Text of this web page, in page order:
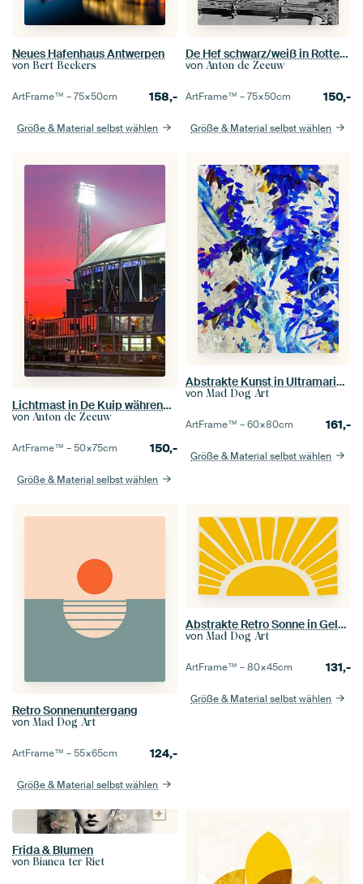
Neues Hafenhaus Antwerpen
von Bert Beckers
ArtFrame™ –75×50cm 158,-
Größe & Material selbst wählen
De Hef schwarz/weiß in Rotterdam
von Anton de Zeeuw
ArtFrame™ –75×50cm 150,-
Größe & Material selbst wählen
Lichtmast in De Kuip während des abendlichen Berufsverkehrs
von Anton de Zeeuw
ArtFrame™ –50×75cm 150,-
Größe & Material selbst wählen
Abstrakte Kunst in Ultramarin und Beige
von Mad Dog Art
ArtFrame™ –60×80cm 161,-
Größe & Material selbst wählen
Retro Sonnenuntergang
von Mad Dog Art
ArtFrame™ –55×65cm 124,-
Größe & Material selbst wählen
Abstrakte Retro Sonne in Gelb und Beige
von Mad Dog Art
ArtFrame™ –80×45cm 131,-
Größe & Material selbst wählen
Frida & Blumen
von Bianca ter Riet